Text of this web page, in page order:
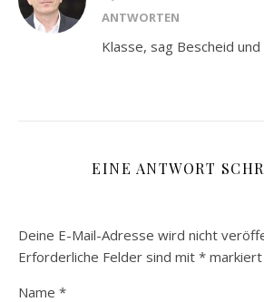
ANTWORTEN
Klasse, sag Bescheid und
EINE ANTWORT
Deine E-Mail-Adresse wird nicht
Erforderliche Felder sind mit * markiert
Name *